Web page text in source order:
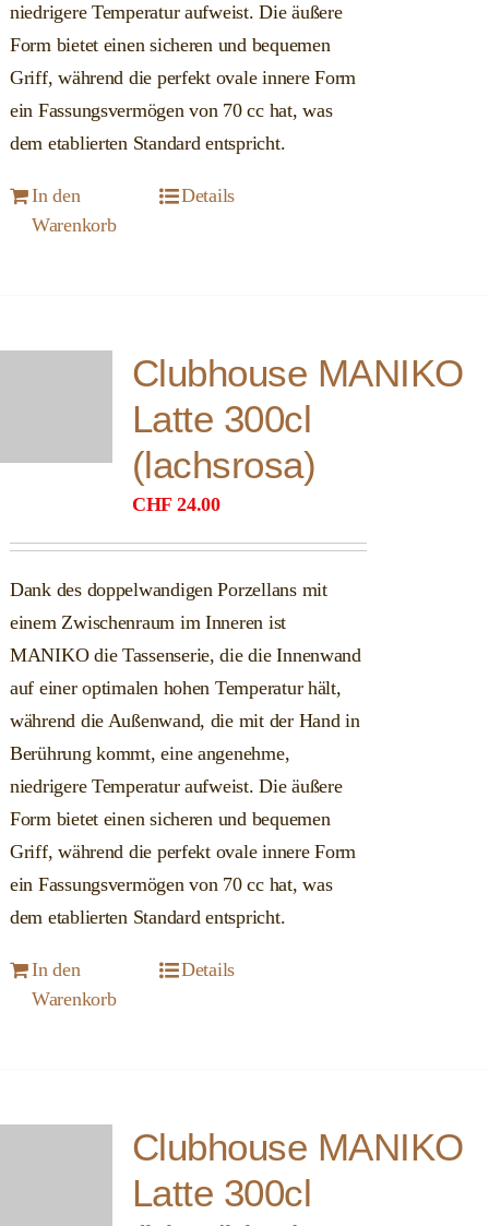
niedrigere Temperatur aufweist. Die äußere
Form bietet einen sicheren und bequemen
Griff, während die perfekt ovale innere Form
ein Fassungsvermögen von 70 cc hat, was
dem etablierten Standard entspricht.
In den
Warenkorb
Details
Clubhouse MANIKO
Latte 300cl
(lachsrosa)
CHF 24.00
Dank des doppelwandigen Porzellans mit
einem Zwischenraum im Inneren ist
MANIKO die Tassenserie, die die Innenwand
auf einer optimalen hohen Temperatur hält,
während die Außenwand, die mit der Hand in
Berührung kommt, eine angenehme,
niedrigere Temperatur aufweist. Die äußere
Form bietet einen sicheren und bequemen
Griff, während die perfekt ovale innere Form
ein Fassungsvermögen von 70 cc hat, was
dem etablierten Standard entspricht.
In den
Warenkorb
Details
Clubhouse MANIKO
Latte 300cl